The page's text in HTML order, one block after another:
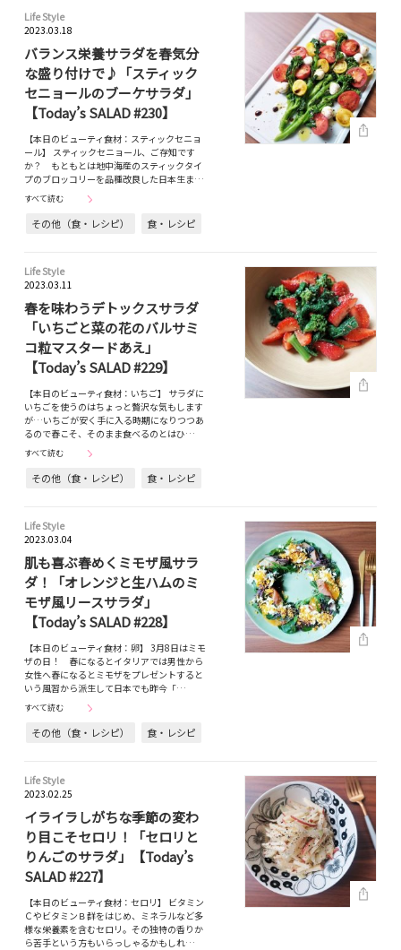
Life Style
2023.03.18
バランス栄養サラダを春気分
な盛り付けで♪「スティック
セニョールのブーケサラダ」
【Today’s SALAD #230】
【本日のビューティ食材：スティックセニョ
ール】 スティックセニョール、ご存知です
か？ もともとは地中海産のスティックタイ
プのブロッコリーを品種改良した日本生ま…
すべて読む
その他（食・レシピ） 食・レシピ
Life Style
2023.03.11
春を味わうデトックスサラダ
「いちごと菜の花のバルサミ
コ粒マスタードあえ」
【Today’s SALAD #229】
【本日のビューティ食材：いちご】 サラダに
いちごを使うのはちょっと贅沢な気もします
が…いちごが安く手に入る時期になりつつあ
るので春こそ、そのまま食べるのとはひ…
すべて読む
その他（食・レシピ） 食・レシピ
Life Style
2023.03.04
肌も喜ぶ春めくミモザ風サラ
ダ！「オレンジと生ハムのミ
モザ風リースサラダ」
【Today’s SALAD #228】
【本日のビューティ食材：卵】 3月8日はミモ
ザの日！ 春になるとイタリアでは男性から
女性へ春になるとミモザをプレゼントすると
いう風習から派生して日本でも昨今「…
すべて読む
その他（食・レシピ） 食・レシピ
Life Style
2023.02.25
イライラしがちな季節の変わ
り目こそセロリ！「セロリと
りんごのサラダ」【Today’s
SALAD #227】
【本日のビューティ食材：セロリ】 ビタミン
ＣやビタミンＢ群をはじめ、ミネラルなど多
様な栄養素を含むセロリ。その独特の香りか
ら苦手という方もいらっしゃるかもしれ…